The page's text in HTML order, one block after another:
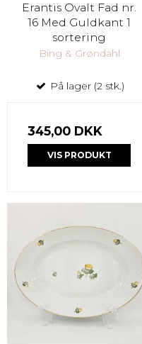
Erantis Ovalt Fad nr.
16 Med Guldkant 1
sortering
Bing & Grøndahl
På lager (2 stk.)
345,00 DKK
VIS PRODUKT